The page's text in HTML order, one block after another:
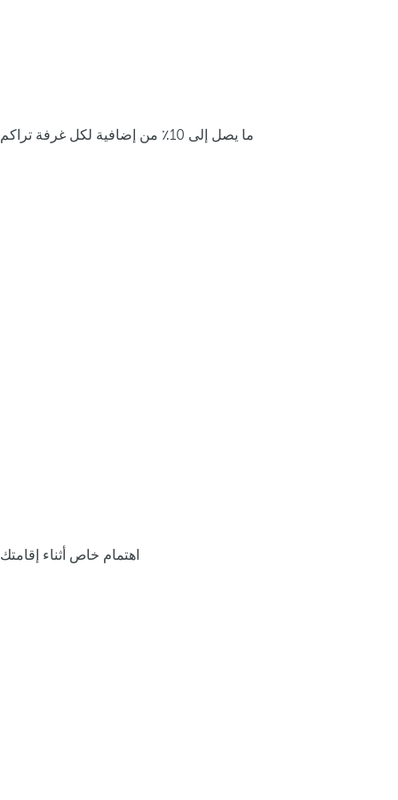
ما يصل إلى 10٪ من إضافية لكل غرفة تراكم
اهتمام خاص أثناء إقامتك